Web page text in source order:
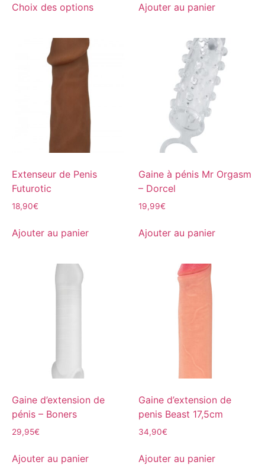
Choix des options Ajouter au panier
Extenseur de Penis
Futurotic
18,90€
Ajouter au panier
Gaine à pénis Mr Orgasm
– Dorcel
19,99€
Ajouter au panier
Gaine d’extension de
pénis – Boners
29,95€
Ajouter au panier
Gaine d’extension de
penis Beast 17,5cm
34,90€
Ajouter au panier